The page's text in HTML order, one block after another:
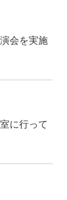
会を実施
に行って